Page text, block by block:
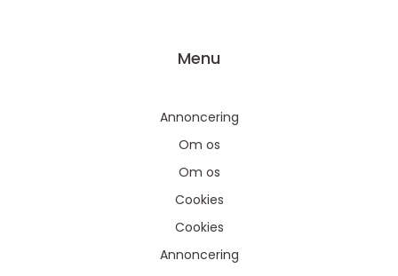
Menu
Annoncering
Om os
Om os
Cookies
Cookies
Annoncering